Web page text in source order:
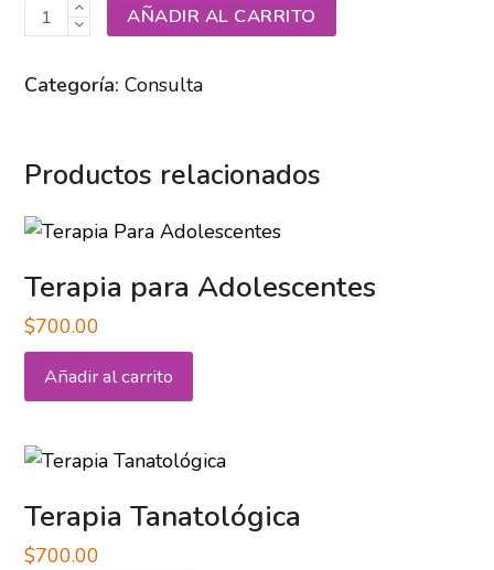
Terapia
Infantil
cantidad
AÑADIR AL CARRITO
Categoría: Consulta
Productos relacionados
Terapia para Adolescentes
$700.00
Añadir al carrito
Terapia Tanatológica
$700.00